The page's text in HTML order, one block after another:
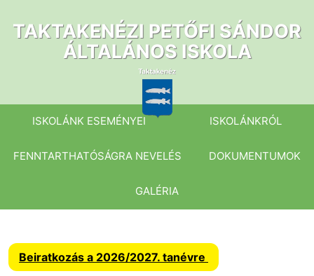
tartalomhoz
TAKTAKENÉZI PETŐFI SÁNDOR
ÁLTALÁNOS ISKOLA
ISKOLÁNK ESEMÉNYEI ISKOLÁNKRÓL
FENNTARTHATÓSÁGRA NEVELÉS DOKUMENTUMOK
GALÉRIA
Beiratkozás a 2026/2027. tanévre